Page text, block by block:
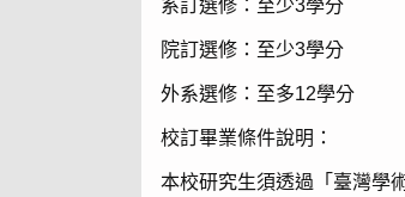
系訂選修：至少3學分
院訂選修：至少3學分
外系選修：至多12學分
校訂畢業條件說明：
本校研究生須透過「臺灣學